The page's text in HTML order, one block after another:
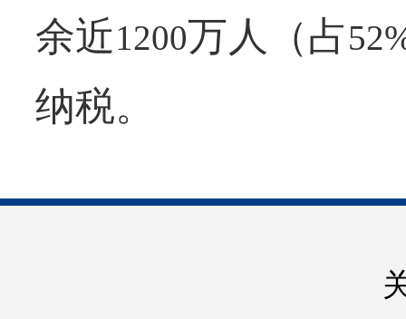
余近1200万人（占
纳税。